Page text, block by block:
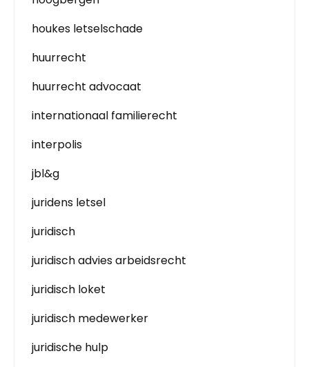
houkes letselschade
huurrecht
huurrecht advocaat
internationaal familierecht
interpolis
jbl&g
juridens letsel
juridisch
juridisch advies arbeidsrecht
juridisch loket
juridisch medewerker
juridische hulp